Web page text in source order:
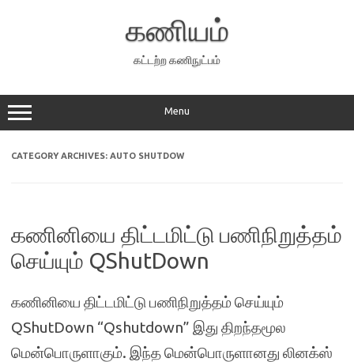
கணியம்
கட்டற்ற கணிநுட்பம்
Menu
CATEGORY ARCHIVES: AUTO SHUTDOW
கணினியை திட்டமிட்டு பணிநிறுத்தம்
செய்யும் QShutDown
கணினியை திட்டமிட்டு பணிநிறுத்தம் செய்யும்
QShutDown “Qshutdown” இது திறந்தமூல
மென்பொருளாகும். இந்த மென்பொருளானது லினக்ஸ்